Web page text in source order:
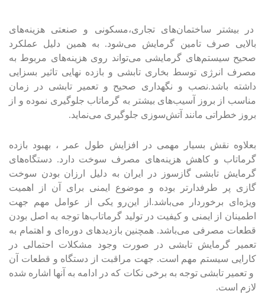
در بیشتر ساختمان‌های تجاری،مسکونی و صنعتی هزینه‌های‌
بالایی صرف تامین گرمایش می‌شود. به همین دلیل عملکرد
صحیح سیستم‌های گرمایشی می‌تواند روی هزینه‌های مربوط به
مصرف انرژی توسط بخاری ‌تابشی و بازده نهایی تاثیر بسزایی
داشته باشد.نصب و نگهداری صحیح و تعمیر تابشی در زمان
مناسب از بروز آسیب‌های بیشتر به گرماتاب جلوگیری نموده و از
بروز خطراتی مانند آتش‌سوزی جلوگیری می‌نماید.
بعلاوه نقش بسیار مهمی در افزایش طول عمر ، بهبود بازده
گرماتاب و کاهش هزینه‌های مصرف سوخت دارد. دستگاه‌های
گرمایش تابشی گاز‌سوز در ایران به دلیل ارزان بودن سوخت
گازی پر طرفدارتر بوده و موضوع ایمنی برای آن از اهمیت
ویژه‌ای برخوردار می‌باشد.از این‌رو یکی از عوامل مهم جهت
اطمینان از ایمنی و کیفیت در تولید گرماتاب‌ها توجه به اصل بودن
قطعات مصرفی می‌باشد. همچنین بازدیدهای دوره‌ای و اهتمام به
تعمیر گرمایش تابشی در صورت وجود مشکلات احتمالی در
کارایی سیستم مهم است. جهت مراقبت از دستگاه و قطعات آن
و تعمیر تابشی توجه به برخی نکات که در ادامه به آنها اشاره شده
لازم است.